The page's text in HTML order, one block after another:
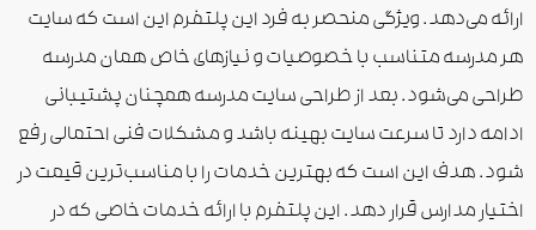
ارائه می‌دهد. ویژگی منحصر به فرد این پلتفرم این است که سایت
هر مدرسه‌ متناسب با خصوصیات و نیازهای خاص همان مدرسه
طراحی می‌شود. بعد از طراحی سایت مدرسه همچنان پشتیبانی
ادامه دارد تا سرعت سایت بهینه باشد و مشکلات فنی احتمالی رفع
شود. هدف این است که بهترین خدمات را با مناسب‌ترین قیمت در
اختیار مدارس قرار دهد. این پلتفرم با ارائه خدمات خاصی که در